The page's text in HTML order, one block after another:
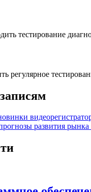
тестирование
регулярное
развития рынка